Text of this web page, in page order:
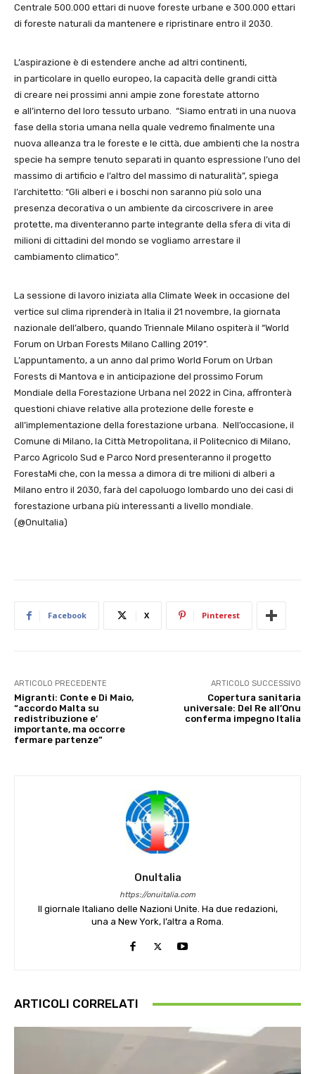
Centrale 500.000 ettari di nuove foreste urbane e 300.000 ettari
di foreste naturali da mantenere e ripristinare entro il 2030.
L’aspirazione è di estendere anche ad altri continenti,
in particolare in quello europeo, la capacità delle grandi città
di creare nei prossimi anni ampie zone forestate attorno
e all’interno del loro tessuto urbano. “Siamo entrati in una nuova
fase della storia umana nella quale vedremo finalmente una
nuova alleanza tra le foreste e le città, due ambienti che la nostra
specie ha sempre tenuto separati in quanto espressione l’uno del
massimo di artificio e l’altro del massimo di naturalità”, spiega
l’architetto: “Gli alberi e i boschi non saranno più solo una
presenza decorativa o un ambiente da circoscrivere in aree
protette, ma diventeranno parte integrante della sfera di vita di
milioni di cittadini del mondo se vogliamo arrestare il
cambiamento climatico”.
La sessione di lavoro iniziata alla Climate Week in occasione del
vertice sul clima riprenderà in Italia il 21 novembre, la giornata
nazionale dell’albero, quando Triennale Milano ospiterà il “World
Forum on Urban Forests Milano Calling 2019”.
L’appuntamento, a un anno dal primo World Forum on Urban
Forests di Mantova e in anticipazione del prossimo Forum
Mondiale della Forestazione Urbana nel 2022 in Cina, affronterà
questioni chiave relative alla protezione delle foreste e
all’implementazione della forestazione urbana. Nell’occasione, il
Comune di Milano, la Città Metropolitana, il Politecnico di Milano,
Parco Agricolo Sud e Parco Nord presenteranno il progetto
ForestaMi che, con la messa a dimora di tre milioni di alberi a
Milano entro il 2030, farà del capoluogo lombardo uno dei casi di
forestazione urbana più interessanti a livello mondiale.
(@OnuItalia)
Facebook X Pinterest
ARTICOLO PRECEDENTE
Migranti: Conte e Di Maio,
“accordo Malta su
redistribuzione e’
importante, ma occorre
fermare partenze”
ARTICOLO SUCCESSIVO
Copertura sanitaria
universale: Del Re all’Onu
conferma impegno Italia
OnuItalia
https://onuitalia.com
Il giornale Italiano delle Nazioni Unite. Ha due redazioni,
una a New York, l’altra a Roma.
ARTICOLI CORRELATI